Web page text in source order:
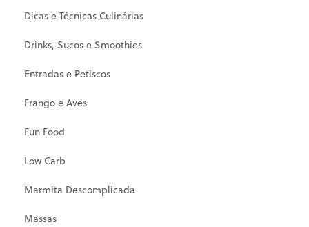
Dicas e Técnicas Culinárias
Drinks, Sucos e Smoothies
Entradas e Petiscos
Frango e Aves
Fun Food
Low Carb
Marmita Descomplicada
Massas